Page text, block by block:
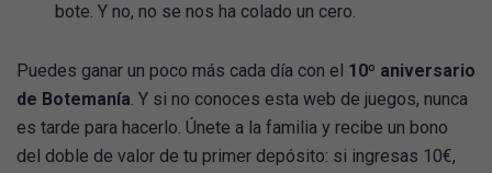
bote. Y no, no se nos ha colado un cero.
Puedes ganar un poco más cada día con el 10º aniversario
de Botemanía. Y si no conoces esta web de juegos, nunca
es tarde para hacerlo. Únete a la familia y recibe un bono
del doble de valor de tu primer depósito: si ingresas 10€,